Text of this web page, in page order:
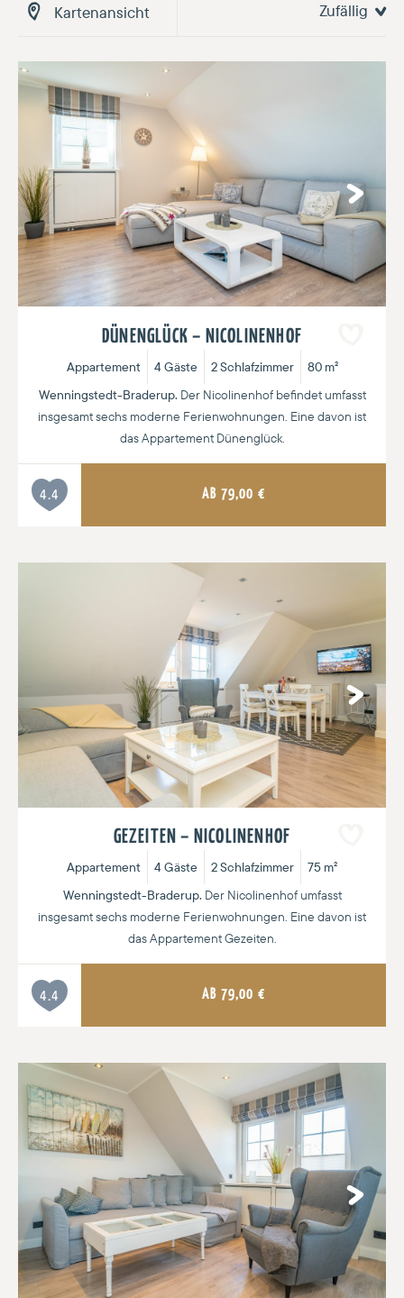
Kartenansicht Zufällig
Next
DÜNENGLÜCK – NICOLINENHOF
Appartement 4 Gäste 2 Schlafzimmer
80 m²
Wenningstedt-Braderup. Der Nicolinenhof befindet umfasst
insgesamt sechs moderne Ferienwohnungen. Eine davon ist
das Appartement Dünenglück.
4.4 AB 79,00 €
Next
GEZEITEN – NICOLINENHOF
Appartement 4 Gäste 2 Schlafzimmer
75 m²
Wenningstedt-Braderup. Der Nicolinenhof umfasst
insgesamt sechs moderne Ferienwohnungen. Eine davon ist
das Appartement Gezeiten.
4.4 AB 79,00 €
Next